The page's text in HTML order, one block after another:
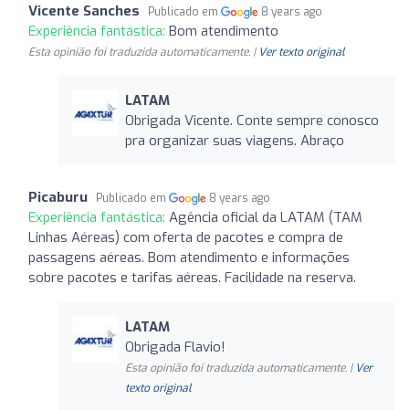
Vicente Sanches Publicado em 8 years ago
Experiência fantástica: Bom atendimento
Esta opinião foi traduzida automaticamente. | Ver texto original
LATAM
Obrigada Vicente. Conte sempre conosco
pra organizar suas viagens. Abraço
Picaburu Publicado em 8 years ago
Experiência fantástica: Agência oficial da LATAM (TAM
Linhas Aéreas) com oferta de pacotes e compra de
passagens aéreas. Bom atendimento e informações
sobre pacotes e tarifas aéreas. Facilidade na reserva.
LATAM
Obrigada Flavio!
Esta opinião foi traduzida automaticamente. | Ver
texto original